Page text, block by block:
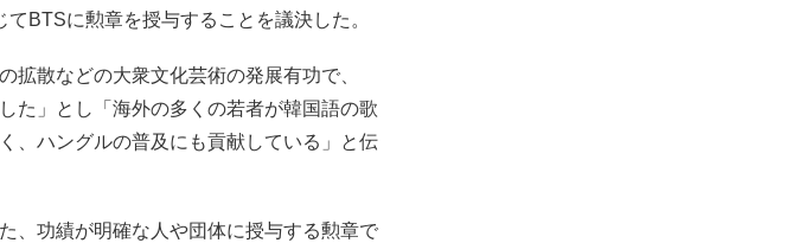
BTSに勲章を授与することを議決した。
拡散などの大衆文化芸術の発展有功で、
た」とし「海外の多くの若者が韓国語の歌
、ハングルの普及にも貢献している」と伝
、功績が明確な人や団体に授与する勲章で